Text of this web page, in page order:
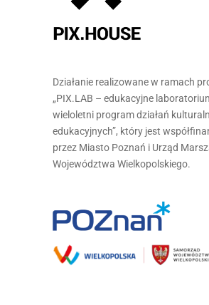
Działanie realizowane w ramach
„PIX.LAB – edukacyjne
wieloletni program działań
edukacyjnych”, który jest
przez Miasto Poznań i Urząd
Województwa Wielkopolskiego.